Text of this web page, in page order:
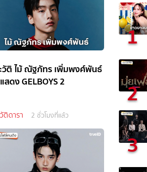
วัติ ไม้ ณัฐภัทร เพิ่มพงศ์พันธ์
สดง GELBOYS 2
ติดารา 2 ชั่วโมงที่แล้ว
1
2
3